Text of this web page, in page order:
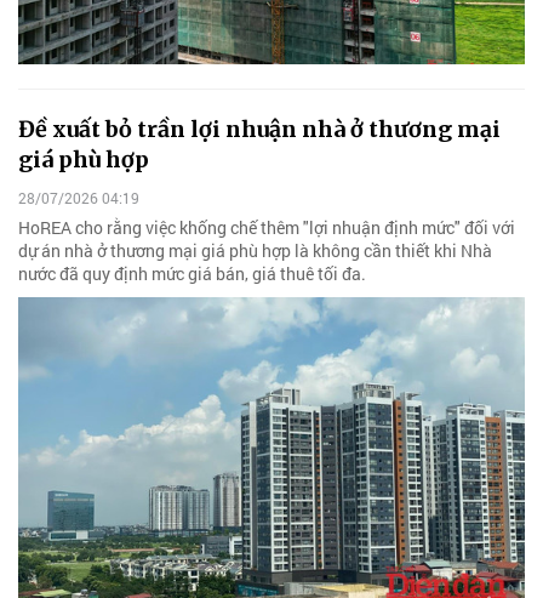
Đề xuất bỏ trần lợi nhuận nhà ở thương mại
giá phù hợp
28/07/2026 04:19
HoREA cho rằng việc khống chế thêm "lợi nhuận định mức" đối với
dự án nhà ở thương mại giá phù hợp là không cần thiết khi Nhà
nước đã quy định mức giá bán, giá thuê tối đa.